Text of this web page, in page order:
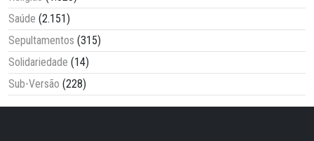
Saúde (2.151)
Sepultamentos (315)
Solidariedade (14)
Sub-Versão (228)